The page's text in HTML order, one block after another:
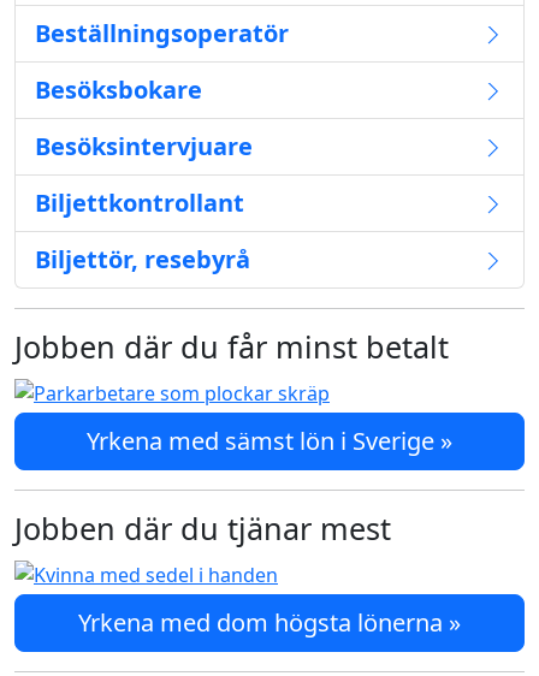
Beställningsoperatör
Besöksbokare
Besöksintervjuare
Biljettkontrollant
Biljettör, resebyrå
Jobben där du får minst betalt
Yrkena med sämst lön i Sverige »
Jobben där du tjänar mest
Yrkena med dom högsta lönerna »